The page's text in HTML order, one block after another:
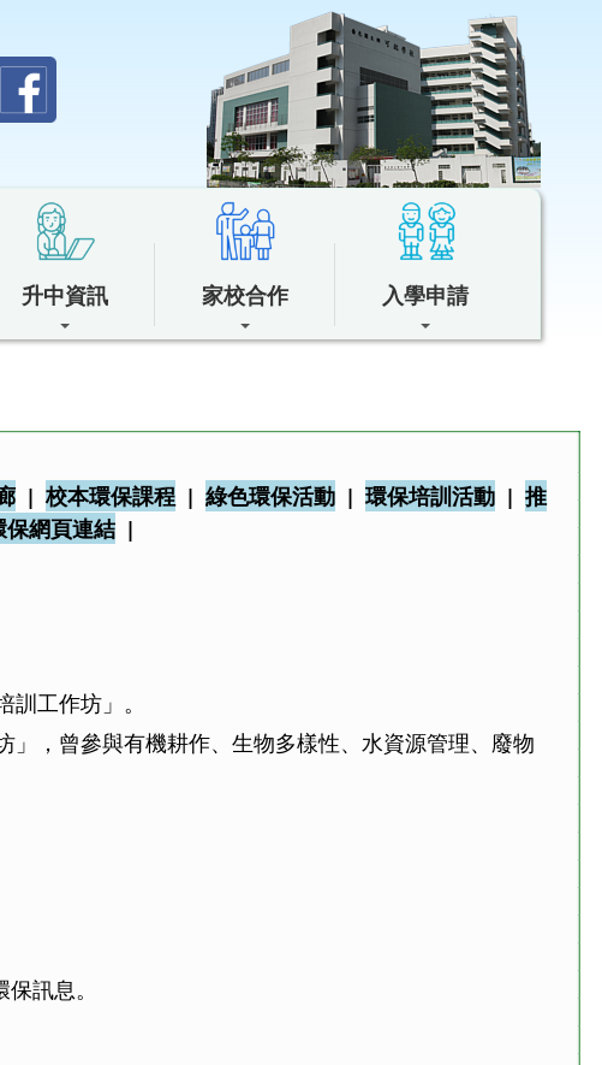
升中資訊 家校合作 入學申請
|校本環保課程| 綠色環保活動| 環保培訓活動| 推
保網頁連結|
工作坊」。
，曾參與有機耕作、生物多樣性、水資源管理、廢物
訊息。